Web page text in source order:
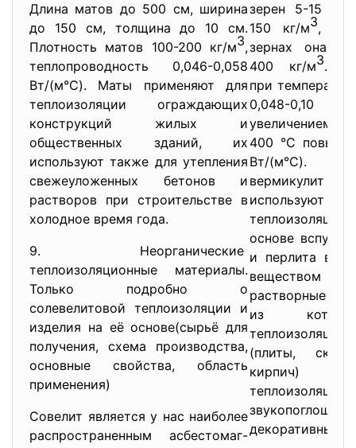
Длина матов до 500 см, ширина
до 150 см, толщина до 10 см.
Плотность матов 100-200 кг/м3,
теплопроводность 0,046-0,058
Вт/(м°С). Маты применяют для
теплоизоляции ограждающих
конструкций жилых и
общественных зданий, их
используют также для утепления
свежеуложенных бетонов и
растворов при строительстве в
холодное время года.
9. Неорганические
теплоизоляционные материалы.
Только подробно о
солевелитовой теплоизоляции и
изделия на её основе(сырьё для
получения, схема производства,
основные свойства, область
применения)
Совелит является у нас наиболее
распространенным асбестомаг-
зерен 5-15 мм
150 кг/м3,
зернах она
400 кг/м3.
при
0,048-0,10
увеличением
400 °С
Вт/(м°С).
основе
и перлита в
растворные и
из
(плиты,
кирпич)
декоративные